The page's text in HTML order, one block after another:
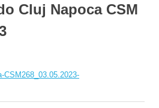
Cluj Napoca CSM
CSM268_03.05.2023-